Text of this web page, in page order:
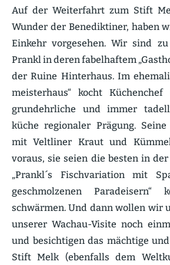
Auf der Weiter­fahrt zum Stift
Wunder der Benedik­tiner, haben
Einkehr vorge­sehen. Wir sind
Prankl in deren fabel­haftem
der Ruine Hinterhaus. Im
meis­terhaus“ kocht
grund­ehr­liche und immer
küche regio­naler Prägung. Seine
mit Veltliner Kraut und
voraus, sie seien die besten in
„Prankl´s Fisch­va­riation mit
geschmol­zenen
schwärmen. Und dann wollen wir
unserer Wachau-Visite noch
und besich­tigen das mächtige
Stift Melk (ebenfalls dem